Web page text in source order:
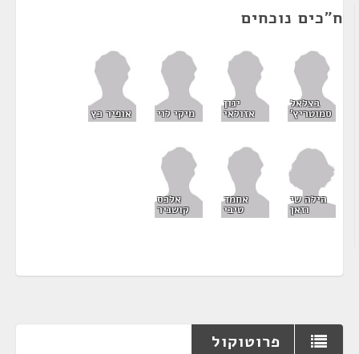
ח"כים נוכחים
בצלאל
סמוטריץ'
ינון
אזולאי מיקי לוי אופיר כץ
הילה שי
וזאן
אחמד
טיבי
אלכס
קושניר
פרוטוקול